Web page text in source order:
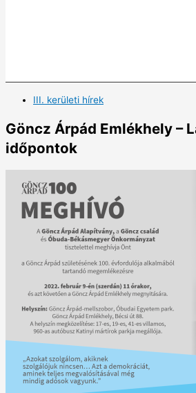
III. kerületi hírek
Göncz Árpád Emlékhely –
időpontok